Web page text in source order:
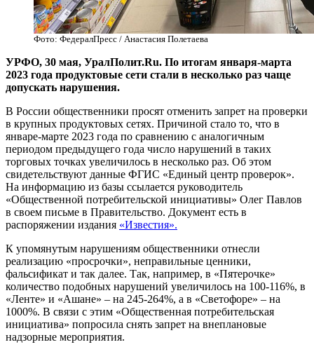
Фото: ФедералПресс / Анастасия Полетаева
УРФО, 30 мая, УралПолит.Ru. По итогам января-марта
2023 года продуктовые сети стали в несколько раз чаще
допускать нарушения.
В России общественники просят отменить запрет на проверки
в крупных продуктовых сетях. Причиной стало то, что в
январе-марте 2023 года по сравнению с аналогичным
периодом предыдущего года число нарушений в таких
торговых точках увеличилось в несколько раз. Об этом
свидетельствуют данные ФГИС «Единый центр проверок».
На информацию из базы ссылается руководитель
«Общественной потребительской инициативы» Олег Павлов
в своем письме в Правительство. Документ есть в
распоряжении издания «Известия».
К упомянутым нарушениям общественники отнесли
реализацию «просрочки», неправильные ценники,
фальсификат и так далее. Так, например, в «Пятерочке»
количество подобных нарушений увеличилось на 100-116%, в
«Ленте» и «Ашане» – на 245-264%, а в «Светофоре» – на
1000%. В связи с этим «Общественная потребительская
инициатива» попросила снять запрет на внеплановые
надзорные мероприятия.